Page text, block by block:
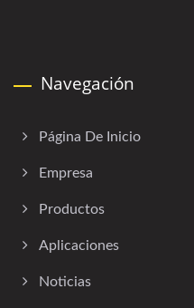
Navegación
Página De Inicio
Empresa
Productos
Aplicaciones
Noticias